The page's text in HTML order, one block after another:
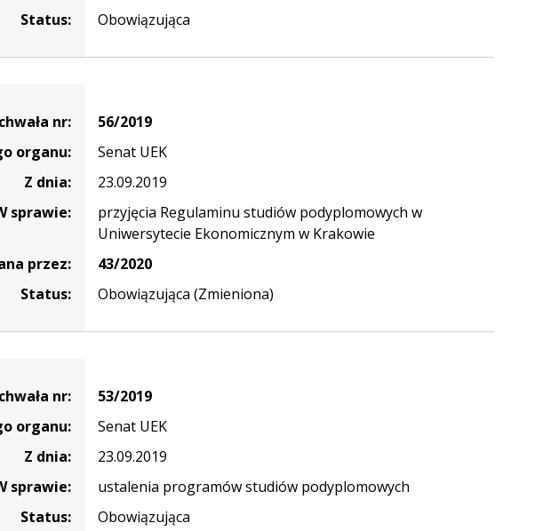
Status:
Obowiązująca
nr:
56/2019
organu:
Senat UEK
Z dnia:
23.09.2019
sprawie:
przyjęcia Regulaminu studiów podyplomowych w
Uniwersytecie Ekonomicznym w Krakowie
przez:
43/2020
Status:
Obowiązująca (Zmieniona)
nr:
53/2019
organu:
Senat UEK
Z dnia:
23.09.2019
sprawie:
ustalenia programów studiów podyplomowych
Status:
Obowiązująca